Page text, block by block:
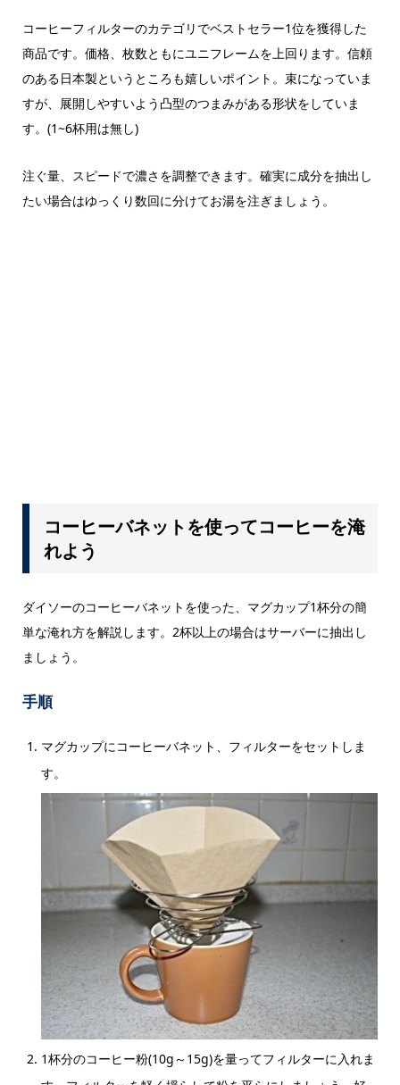
コーヒーフィルターのカテゴリでベストセラー1位を獲得した
商品です。価格、枚数ともにユニフレームを上回ります。信頼
のある日本製というところも嬉しいポイント。束になっていま
すが、展開しやすいよう凸型のつまみがある形状をしていま
す。(1~6杯用は無し)
注ぐ量、スピードで濃さを調整できます。確実に成分を抽出し
たい場合はゆっくり数回に分けてお湯を注ぎましょう。
コーヒーバネットを使ってコーヒーを淹
れよう
ダイソーのコーヒーバネットを使った、マグカップ1杯分の簡
単な淹れ方を解説します。2杯以上の場合はサーバーに抽出し
ましょう。
手順
マグカップにコーヒーバネット、フィルターをセットしま
す。
1杯分のコーヒー粉(10g～15g)を量ってフィルターに入れま